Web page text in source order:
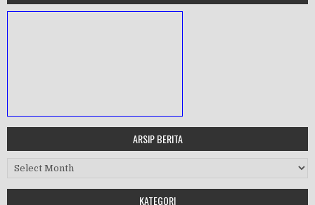
Workshop Perangkat 2019
ARSIP BERITA
Arsip Berita
KATEGORI